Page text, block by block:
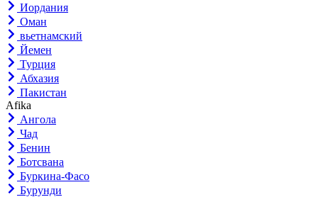
Иордания
Оман
вьетнамский
Йемен
Турция
Абхазия
Пакистан
Afika
Ангола
Чад
Бенин
Ботсвана
Буркина-Фасо
Бурунди